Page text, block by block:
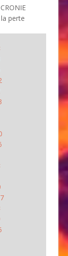
CRONIE
perte